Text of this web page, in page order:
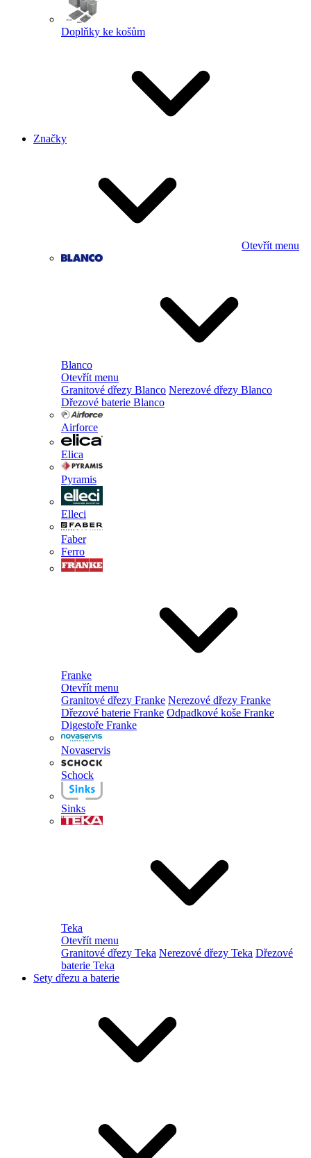
Doplňky ke košům
Značky
Otevřít menu
Blanco
Otevřít menu
Granitové dřezy Blanco Nerezové dřezy Blanco
Dřezové baterie Blanco
Airforce
Elica
Pyramis
Elleci
Faber
Ferro
Franke
Otevřít menu
Granitové dřezy Franke Nerezové dřezy Franke
Dřezové baterie Franke Odpadkové koše Franke
Digestoře Franke
Novaservis
Schock
Sinks
Teka
Otevřít menu
Granitové dřezy Teka Nerezové dřezy Teka Dřezové
baterie Teka
Sety dřezu a baterie